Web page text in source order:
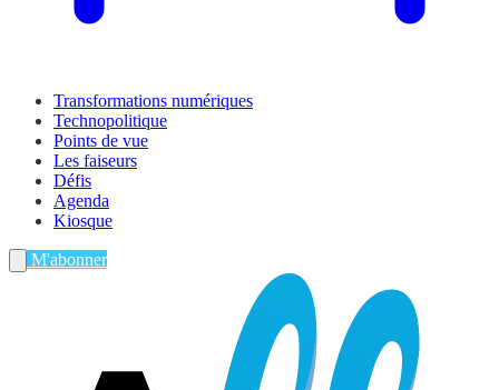
Transformations numériques
Technopolitique
Points de vue
Les faiseurs
Défis
Agenda
Kiosque
M'abonner